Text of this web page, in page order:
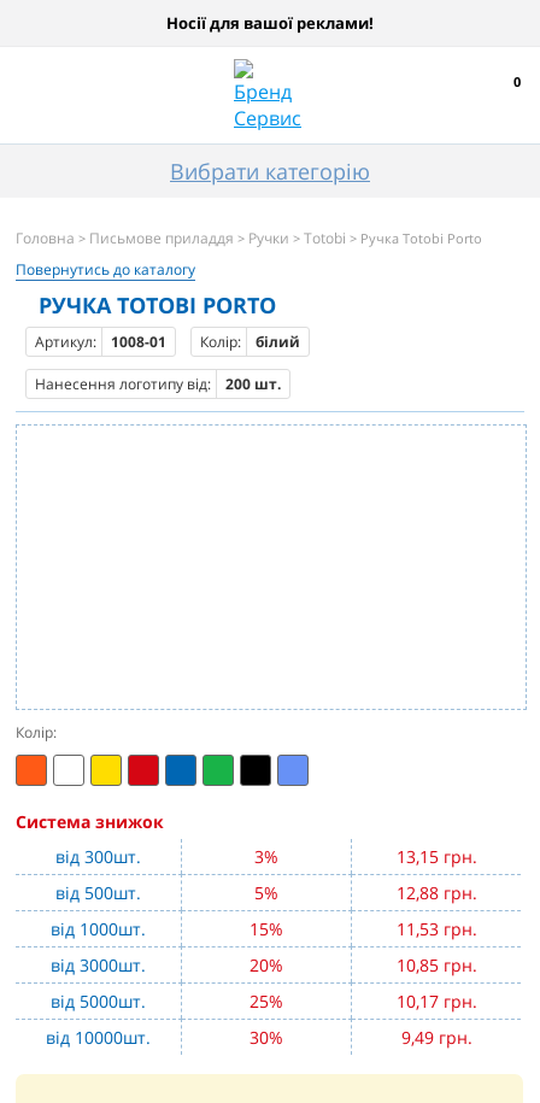
Носії для вашої реклами!
0
Вибрати категорію
Головна > Письмове приладдя > Ручки >Totobi > Ручка Totobi Porto
Повернутись до каталогу
РУЧКА TOTOBI PORTO
Артикул: 1008-01 Колір: білий
Нанесення логотипу від: 200 шт.
Колір:
Система знижок
від 300шт.
3%
13,15 грн.
від 500шт.
5%
12,88 грн.
від 1000шт.
15%
11,53 грн.
від 3000шт.
20%
10,85 грн.
від 5000шт.
25%
10,17 грн.
від 10000шт.
30% 9,49 грн.